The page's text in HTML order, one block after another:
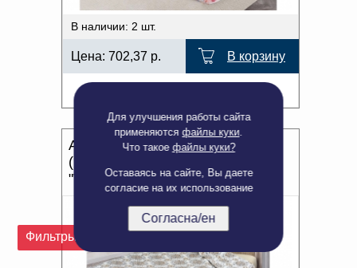
Для улучшения работы сайта
применяютсяфайлы куки.
Что такое файлы куки?
Оставаясь на сайте, Вы даете
согласие на их использование
Согласна/ен
Фильтры
В наличии: 2 шт.
Цена: 702,37 р. В корзину
АРТ 138 Покрывало стеганое
(микрофайбер) 180*210
"Талисман"